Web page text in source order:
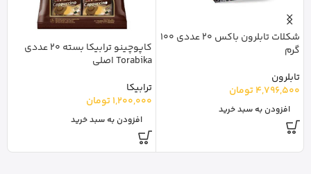
شکلات تابلرون باکس 20 عددی 100
گرم
تابلرون
4,796,500تومان
افزودن به سبد خرید
کاپوچینو ترابیکا بسته 20 عددی
Torabika اصلی
ترابیکا
1,200,000تومان
افزودن به سبد خرید